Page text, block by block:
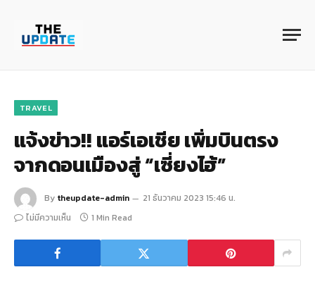
TRAVEL
แจ้งข่าว!! แอร์เอเชีย เพิ่มบินตรง
จากดอนเมืองสู่ “เซี่ยงไฮ้”
By theupdate-admin
21 ธันวาคม 2023 15:46 น.
ไม่มีความเห็น
1 Min Read